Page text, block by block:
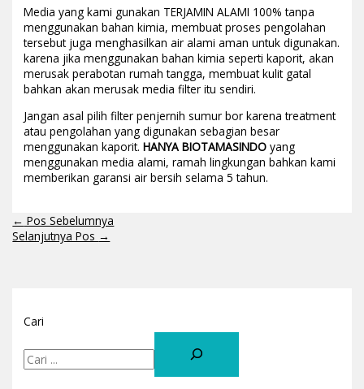
Media yang kami gunakan TERJAMIN ALAMI 100% tanpa
menggunakan bahan kimia, membuat proses pengolahan
tersebut juga menghasilkan air alami aman untuk digunakan.
karena jika menggunakan bahan kimia seperti kaporit, akan
merusak perabotan rumah tangga, membuat kulit gatal
bahkan akan merusak media filter itu sendiri.
Jangan asal pilih filter penjernih sumur bor karena treatment
atau pengolahan yang digunakan sebagian besar
menggunakan kaporit.HANYA BIOTAMASINDOyang
menggunakan media alami, ramah lingkungan bahkan kami
memberikan garansi air bersih selama 5 tahun.
← Pos Sebelumnya
Selanjutnya Pos →
Cari